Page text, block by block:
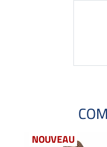
NOUVEAU